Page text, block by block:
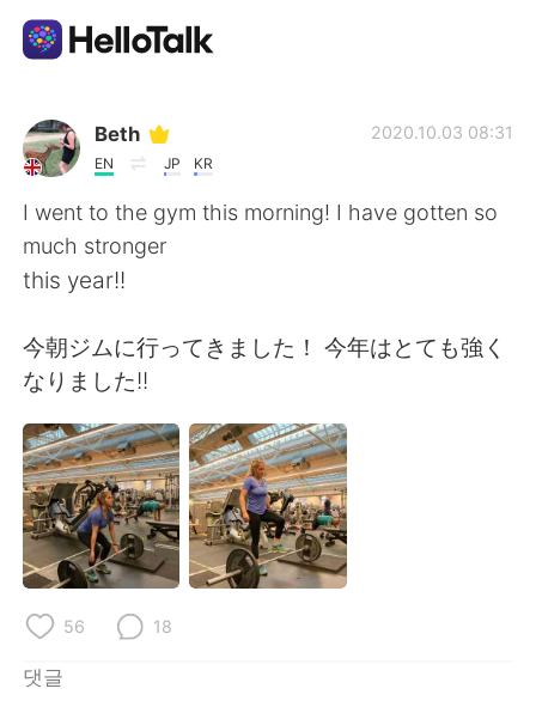
언어 교환 앱
AI Grammar Checker
한국어
English 简体中文
繁體中文 Español
العربية Français
Deutsch 日本語
Beth
EN JP KR
2020.10.03 08:31
I went to the gym this morning! I have gotten so
much stronger
this year!!
今朝ジムに行ってきました！ 今年はとても強く
なりました!!
56 18
댓글